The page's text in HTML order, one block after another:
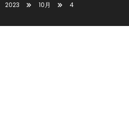
2023 10月 4